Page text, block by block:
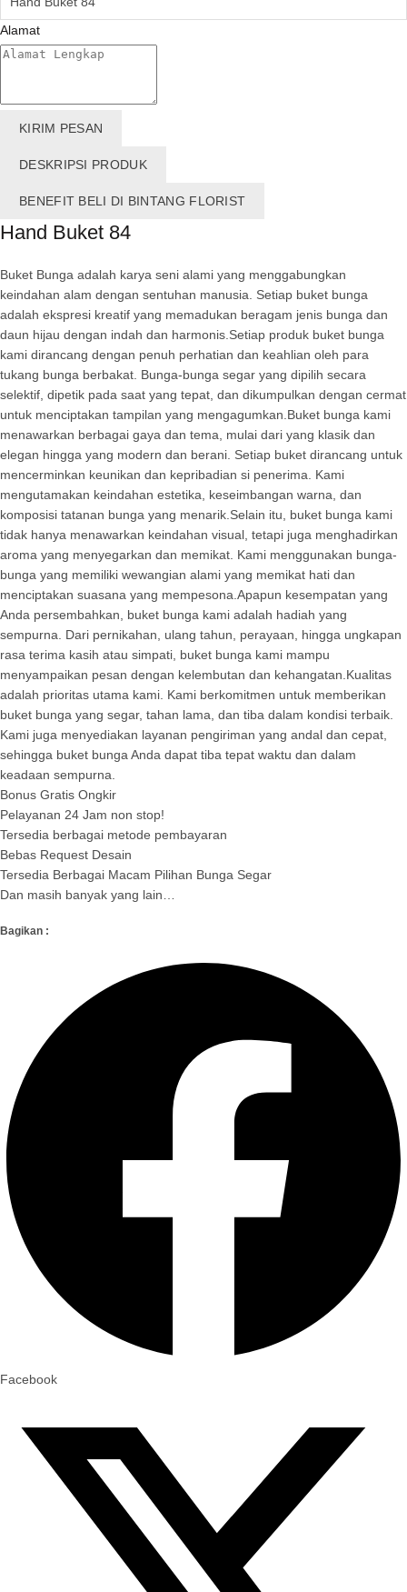
Alamat
KIRIM PESAN
DESKRIPSI PRODUK
BENEFIT BELI DI BINTANG FLORIST
Hand Buket 84
Buket Bunga adalah karya seni alami yang menggabungkan
keindahan alam dengan sentuhan manusia. Setiap buket bunga
adalah ekspresi kreatif yang memadukan beragam jenis bunga dan
daun hijau dengan indah dan harmonis.Setiap produk buket bunga
kami dirancang dengan penuh perhatian dan keahlian oleh para
tukang bunga berbakat. Bunga-bunga segar yang dipilih secara
selektif, dipetik pada saat yang tepat, dan dikumpulkan dengan cermat
untuk menciptakan tampilan yang mengagumkan.Buket bunga kami
menawarkan berbagai gaya dan tema, mulai dari yang klasik dan
elegan hingga yang modern dan berani. Setiap buket dirancang untuk
mencerminkan keunikan dan kepribadian si penerima. Kami
mengutamakan keindahan estetika, keseimbangan warna, dan
komposisi tatanan bunga yang menarik.Selain itu, buket bunga kami
tidak hanya menawarkan keindahan visual, tetapi juga menghadirkan
aroma yang menyegarkan dan memikat. Kami menggunakan bunga-
bunga yang memiliki wewangian alami yang memikat hati dan
menciptakan suasana yang mempesona.Apapun kesempatan yang
Anda persembahkan, buket bunga kami adalah hadiah yang
sempurna. Dari pernikahan, ulang tahun, perayaan, hingga ungkapan
rasa terima kasih atau simpati, buket bunga kami mampu
menyampaikan pesan dengan kelembutan dan kehangatan.Kualitas
adalah prioritas utama kami. Kami berkomitmen untuk memberikan
buket bunga yang segar, tahan lama, dan tiba dalam kondisi terbaik.
Kami juga menyediakan layanan pengiriman yang andal dan cepat,
sehingga buket bunga Anda dapat tiba tepat waktu dan dalam
keadaan sempurna.
Bonus Gratis Ongkir
Pelayanan 24 Jam non stop!
Tersedia berbagai metode pembayaran
Bebas Request Desain
Tersedia Berbagai Macam Pilihan Bunga Segar
Dan masih banyak yang lain…
Bagikan :
Facebook